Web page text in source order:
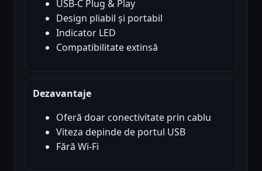
USB-C Plug & Play
Design pliabil și portabil
Indicator LED
Compatibilitate extinsă
Dezavantaje
Oferă doar conectivitate prin cablu
Viteza depinde de portul USB
Fără Wi-Fi